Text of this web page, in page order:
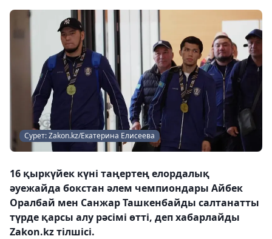
Сурет: Zakon.kz/Екатерина Елисеева
16 қыркүйек күні таңертең елордалық
әуежайда бокстан әлем чемпиондары Айбек
Оралбай мен Санжар Ташкенбайды салтанатты
түрде қарсы алу рәсімі өтті, деп хабарлайды
Zakon.kz тілшісі.